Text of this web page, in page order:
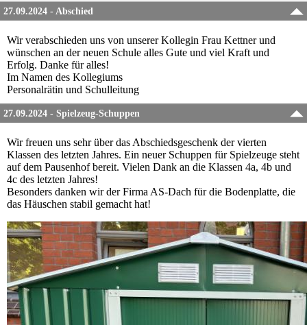
27.09.2024 - Abschied
Wir verabschieden uns von unserer Kollegin Frau Kettner und
wünschen an der neuen Schule alles Gute und viel Kraft und
Erfolg. Danke für alles!
Im Namen des Kollegiums
Personalrätin und Schulleitung
27.09.2024 - Spielzeug-Schuppen
Wir freuen uns sehr über das Abschiedsgeschenk der vierten
Klassen des letzten Jahres. Ein neuer Schuppen für Spielzeuge steht
auf dem Pausenhof bereit. Vielen Dank an die Klassen 4a, 4b und
4c des letzten Jahres!
Besonders danken wir der Firma AS-Dach für die Bodenplatte, die
das Häuschen stabil gemacht hat!